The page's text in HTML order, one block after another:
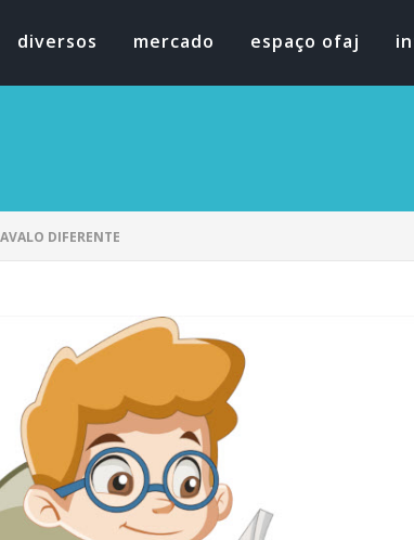
diversos mercado espaço ofaj
DIFERENTE